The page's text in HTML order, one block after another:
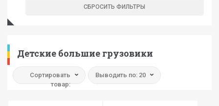
Детские большие грузовики
Сортировать
товар:
Выводить по: 20